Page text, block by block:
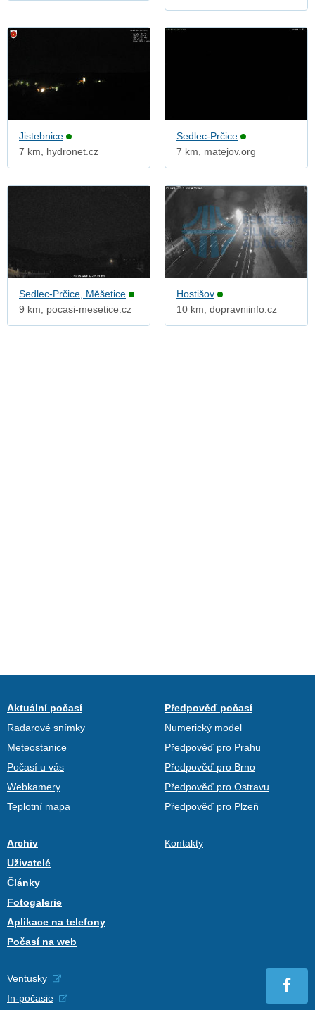
Jistebnice
7 km, hydronet.cz
Sedlec-Prčice
7 km, matejov.org
Sedlec-Prčice, Měšetice
9 km, pocasi-mesetice.cz
Hostišov
10 km, dopravniinfo.cz
Aktuální počasí
Radarové snímky
Meteostanice
Počasí u vás
Webkamery
Teplotní mapa
Předpověď počasí
Numerický model
Předpověď pro Prahu
Předpověď pro Brno
Předpověď pro Ostravu
Předpověď pro Plzeň
Archiv
Uživatelé
Články
Fotogalerie
Aplikace na telefony
Počasí na web
Kontakty
Ventusky
In-počasie